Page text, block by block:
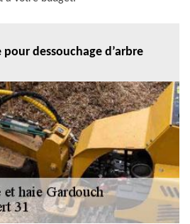
dessouchage d’arbre